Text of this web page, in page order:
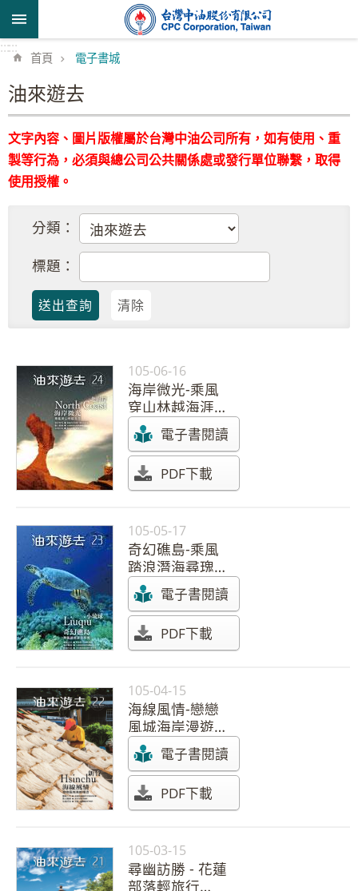
跳到主要內容區塊
::::::
首頁 電子書城
油來遊去
文字內容、圖片版權屬於台灣中油公司所有，如有使用、重
製等行為，必須與總公司公共關係處或發行單位聯繫，取得
使用授權。
分類：
標題：
105-06-16
海岸微光-乘風
穿山林越海涯
【105年 第24
期】 電子書閱讀
PDF下載
105-05-17
奇幻礁島-乘風
踏浪潛海尋瑰
【105年 第23
期】 電子書閱讀
PDF下載
105-04-15
海線風情-戀戀
風城海岸漫遊
【105年 第22
期】 電子書閱讀
PDF下載
105-03-15
尋幽訪勝 - 花蓮
部落輕旅行